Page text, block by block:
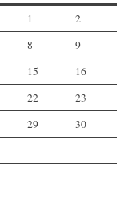
1
2
8
9
15
16
22
23
29
30